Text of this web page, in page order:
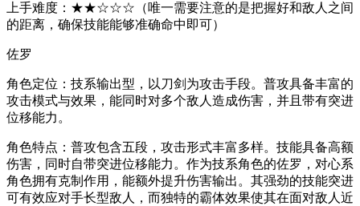
上手难度：★★☆☆☆（唯一需要注意的是把握好和敌人之间
的距离，确保技能能够准确命中即可）
佐罗
角色定位：技系输出型，以刀剑为攻击手段。普攻具备丰富的
攻击模式与效果，能同时对多个敌人造成伤害，并且带有突进
位移能力。
角色特点：普攻包含五段，攻击形式丰富多样。技能具备高额
伤害，同时自带突进位移能力。作为技系角色的佐罗，对心系
角色拥有克制作用，能额外提升伤害输出。其强劲的技能突进
可有效应对手长型敌人，而独特的霸体效果使其在面对敌人近